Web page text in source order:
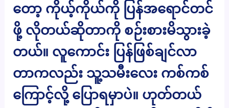
တော့ ကိုယ့်ကိုယ်ကို ပြန်အရောင်တင်
ဖို့ လိုတယ်ဆိုတာကို စဉ်းစားမိသွားခဲ့
တယ်။ လူကောင်း ပြန်ဖြစ်ချင်လာ
တာကလည်း သူ့သမီးလေး ကစ်ကစ်
ကြောင့်လို့ ပြောရမှာပဲ။ ဟုတ်တယ်